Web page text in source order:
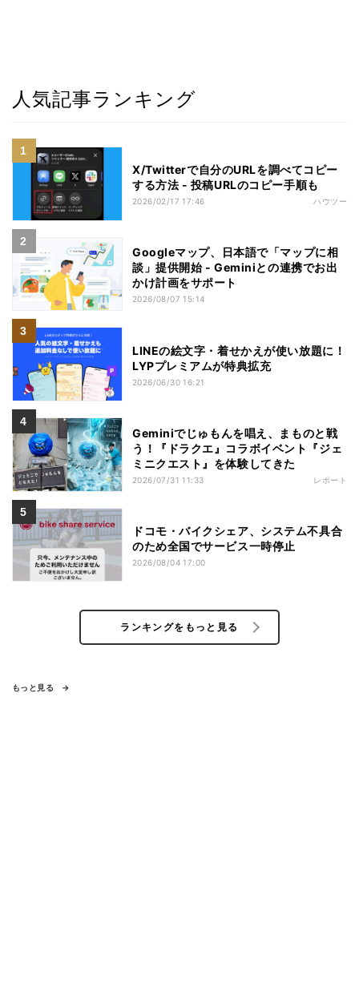
人気記事ランキング
X/Twitterで自分のURLを調べてコピー
する方法 - 投稿URLのコピー手順も
2026/02/17 17:46 ハウツー
Googleマップ、日本語で「マップに相
談」提供開始 - Geminiとの連携でお出
かけ計画をサポート
2026/08/07 15:14
LINEの絵文字・着せかえが使い放題に！
LYPプレミアムが特典拡充
2026/06/30 16:21
Geminiでじゅもんを唱え、まものと戦
う！『ドラクエ』コラボイベント『ジェ
ミニクエスト』を体験してきた
2026/07/31 11:33 レポート
ドコモ・バイクシェア、システム不具合
のため全国でサービス一時停止
2026/08/04 17:00
ランキングをもっと見る
もっと見る